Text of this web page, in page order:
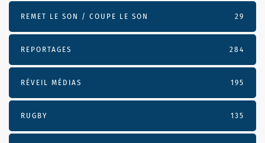
REMET LE SON / COUPE LE SON 29
REPORTAGES 284
RÉVEIL MÉDIAS 195
RUGBY 135